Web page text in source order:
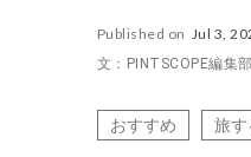
Published on Jul 3,
文：PINTSCOPE編集部
おすすめ 旅す